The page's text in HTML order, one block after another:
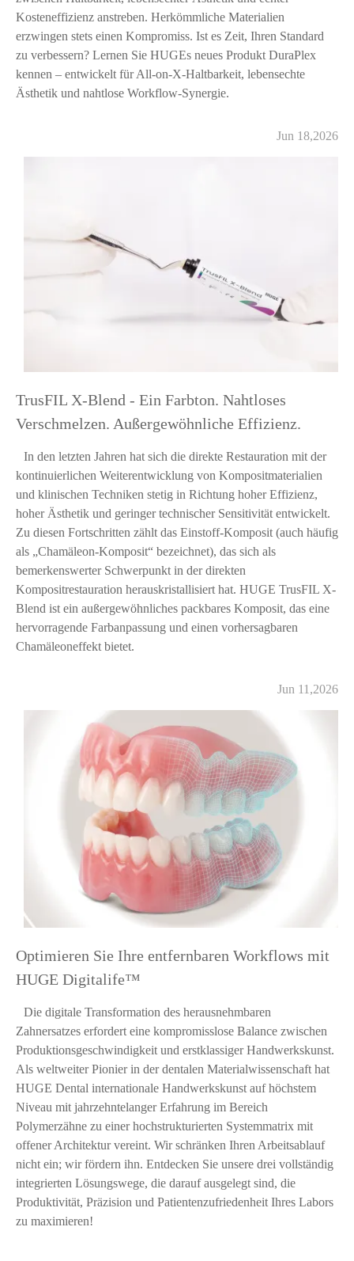
Kosteneffizienz anstreben. Herkömmliche Materialien
erzwingen stets einen Kompromiss. Ist es Zeit, Ihren Standard
zu verbessern? Lernen Sie HUGEs neues Produkt DuraPlex
kennen – entwickelt für All-on-X-Haltbarkeit, lebensechte
Ästhetik und nahtlose Workflow-Synergie.
Jun 18,2026
TrusFIL X-Blend - Ein Farbton. Nahtloses
Verschmelzen. Außergewöhnliche Effizienz.
In den letzten Jahren hat sich die direkte Restauration mit der
kontinuierlichen Weiterentwicklung von Kompositmaterialien
und klinischen Techniken stetig in Richtung hoher Effizienz,
hoher Ästhetik und geringer technischer Sensitivität entwickelt.
Zu diesen Fortschritten zählt das Einstoff-Komposit (auch häufig
als „Chamäleon-Komposit“ bezeichnet), das sich als
bemerkenswerter Schwerpunkt in der direkten
Kompositrestauration herauskristallisiert hat. HUGE TrusFIL X-
Blend ist ein außergewöhnliches packbares Komposit, das eine
hervorragende Farbanpassung und einen vorhersagbaren
Chamäleoneffekt bietet.
Jun 11,2026
Optimieren Sie Ihre entfernbaren Workflows mit
HUGE Digitalife™
Die digitale Transformation des herausnehmbaren
Zahnersatzes erfordert eine kompromisslose Balance zwischen
Produktionsgeschwindigkeit und erstklassiger Handwerkskunst.
Als weltweiter Pionier in der dentalen Materialwissenschaft hat
HUGE Dental internationale Handwerkskunst auf höchstem
Niveau mit jahrzehntelanger Erfahrung im Bereich
Polymerzähne zu einer hochstrukturierten Systemmatrix mit
offener Architektur vereint. Wir schränken Ihren Arbeitsablauf
nicht ein; wir fördern ihn. Entdecken Sie unsere drei vollständig
integrierten Lösungswege, die darauf ausgelegt sind, die
Produktivität, Präzision und Patientenzufriedenheit Ihres Labors
zu maximieren!